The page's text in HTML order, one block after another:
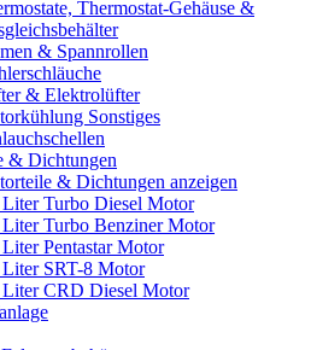
Thermostat-Gehäuse &
& Spannrollen
& Elektrolüfter
Sonstiges
& Dichtungen
& Dichtungen anzeigen
Liter Turbo Diesel Motor
Liter Turbo Benziner Motor
Pentastar Motor
SRT-8 Motor
CRD Diesel Motor